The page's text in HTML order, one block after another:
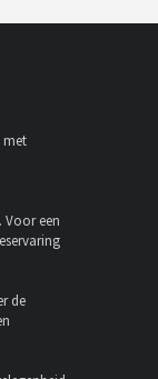
met
Voor een
de